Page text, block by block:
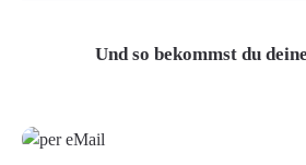
Und so bekommst du